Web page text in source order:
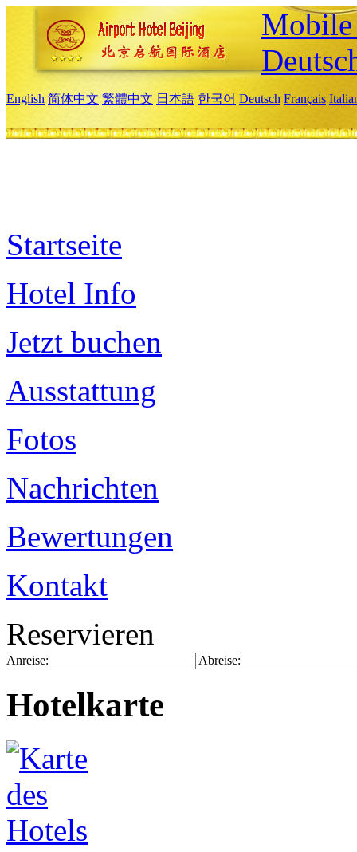
English 简体中文 繁體中文 日本語 한국어 Deutsch Français
Startseite
Hotel Info
Jetzt buchen
Ausstattung
Fotos
Nachrichten
Bewertungen
Kontakt
Reservieren
Anreise: Abreise:
Hotelkarte